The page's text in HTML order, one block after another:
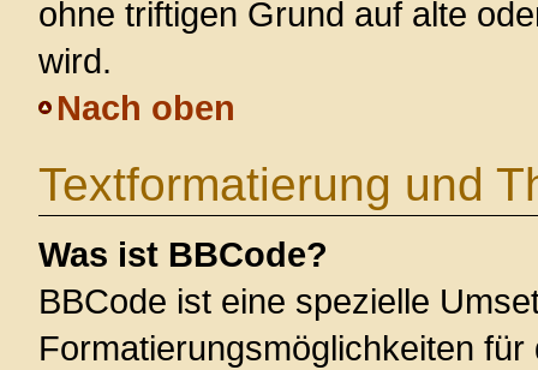
ohne triftigen Grund auf alte
wird.
Nach oben
Textformatierung und
Was ist BBCode?
BBCode ist eine spezielle
Formatierungsmöglichkeiten